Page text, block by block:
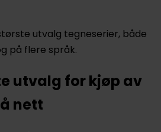
utvalg tegneserier, både
på flere språk.
utvalg for kjøp av
nett